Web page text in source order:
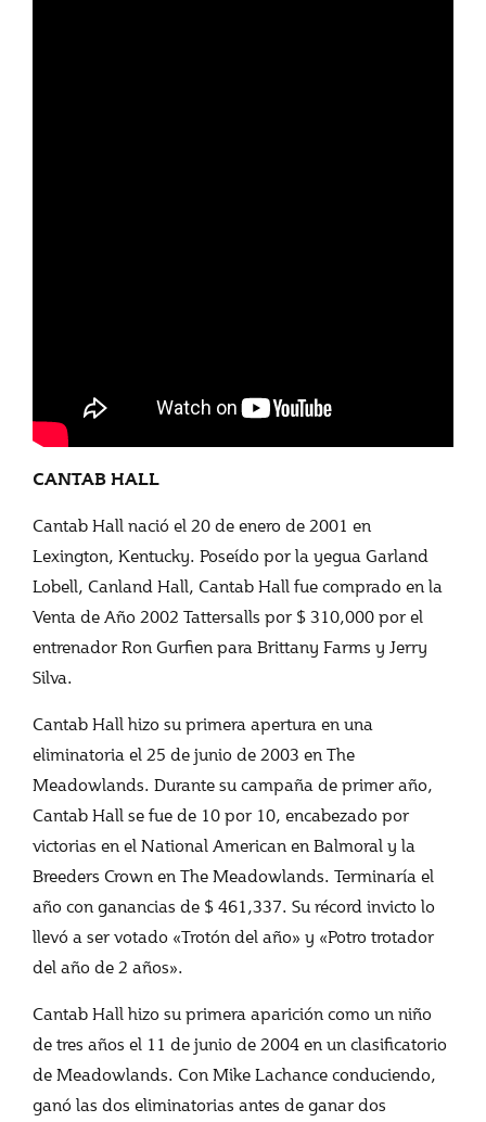
CANTAB HALL
Cantab Hall nació el 20 de enero de 2001 en
Lexington, Kentucky. Poseído por la yegua Garland
Lobell, Canland Hall, Cantab Hall fue comprado en la
Venta de Año 2002 Tattersalls por $ 310,000 por el
entrenador Ron Gurfien para Brittany Farms y Jerry
Silva.
Cantab Hall hizo su primera apertura en una
eliminatoria el 25 de junio de 2003 en The
Meadowlands. Durante su campaña de primer año,
Cantab Hall se fue de 10 por 10, encabezado por
victorias en el National American en Balmoral y la
Breeders Crown en The Meadowlands. Terminaría el
año con ganancias de $ 461,337. Su récord invicto lo
llevó a ser votado «Trotón del año» y «Potro trotador
del año de 2 años».
Cantab Hall hizo su primera aparición como un niño
de tres años el 11 de junio de 2004 en un clasificatorio
de Meadowlands. Con Mike Lachance conduciendo,
ganó las dos eliminatorias antes de ganar dos